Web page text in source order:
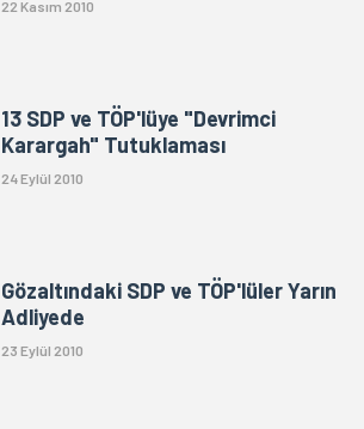
22 Kasım 2010
13 SDP ve TÖP'lüye "Devrimci
Karargah" Tutuklaması
24 Eylül 2010
Gözaltındaki SDP ve TÖP'lüler Yarın
Adliyede
23 Eylül 2010